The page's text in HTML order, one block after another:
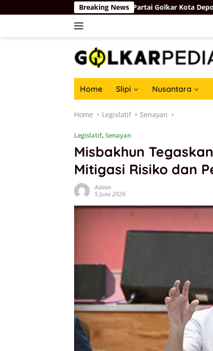
to
Breaking News
50 Bahlil Lahadalia, Partai Golkar Kota Depok Tebar
Home Slipi Nusantara
Home Legislatif Senayan
Legislatif, Senayan
Misbakhun
Mitigasi Risiko dan
Admin
5 June 2026